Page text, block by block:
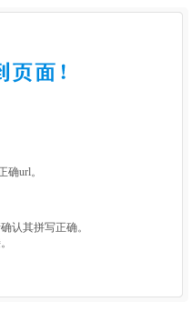
url。
认其拼写正确。